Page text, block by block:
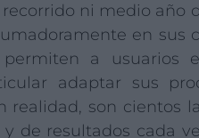
ni medio año
en sus
permiten a usuarios
adaptar sus
realidad, son cientos
de resultados cada